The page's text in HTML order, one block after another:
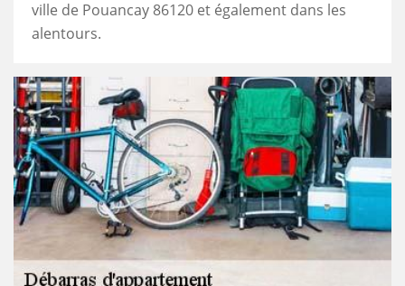
ville de Pouancay 86120 et également dans les
alentours.